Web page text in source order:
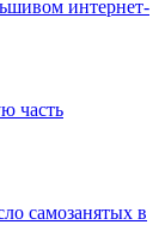
интернет-
часть
самозанятых в